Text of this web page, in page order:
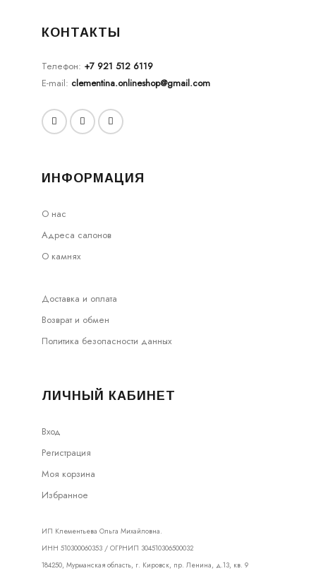
КОНТАКТЫ
Телефон: +7 921 512 6119
E-mail: clementina.onlineshop@gmail.com
ИНФОРМАЦИЯ
О нас
Адреса салонов
О камнях
Доставка и оплата
Возврат и обмен
Политика безопасности данных
ЛИЧНЫЙ КАБИНЕТ
Вход
Регистрация
Моя корзина
Избранное
ИП Клементьева Ольга Михайловна.
ИНН 510300060353 / ОГРНИП 304510306500032
184250, Мурманская область, г. Кировск, пр. Ленина, д.13, кв. 9